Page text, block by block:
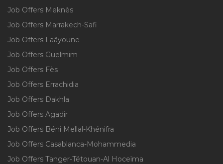
Job Offers Meknès
Job Offers Marrakech-Safi
Job Offers Laâyoune
Job Offers Guelmim
Job Offers Fès
Job Offers Errachidia
Job Offers Dakhla
Job Offers Agadir
Job Offers Béni Mellal-Khénifra
Job Offers Casablanca-Mohammedia
Job Offers Tanger-Tétouan-Al Hoceïma